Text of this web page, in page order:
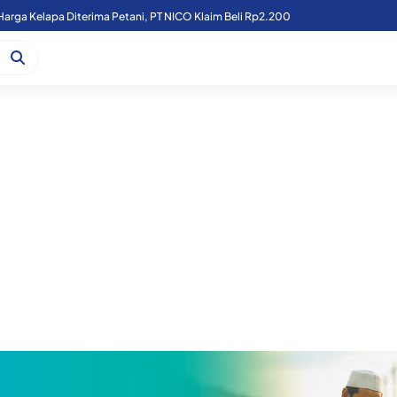
Kelapa Diterima Petani, PT NICO Klaim Beli Rp2.200